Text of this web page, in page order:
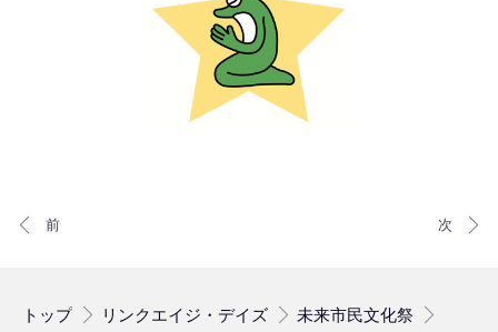
トップ リンクエイジ・デイズ 未来市民文化祭